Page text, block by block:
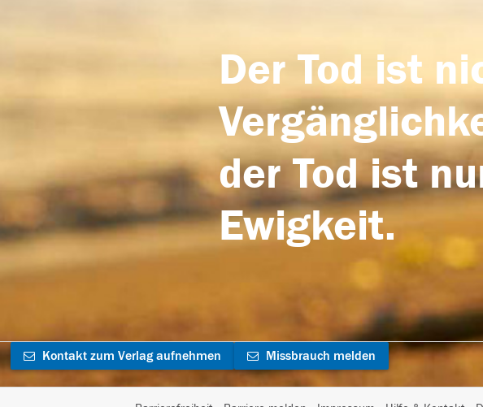
Der Tod ist
der Tod ist
Ewigkeit.
Kontakt zum Verlag aufnehmen Missbrauch melden